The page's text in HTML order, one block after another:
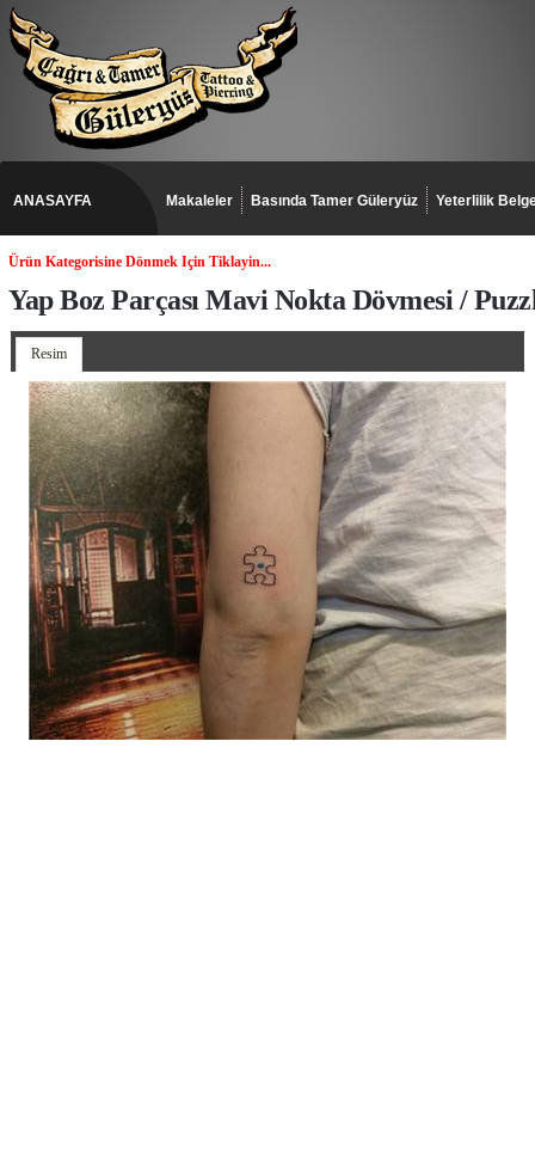
ANASAYFA Makaleler Basında Tamer Güleryüz Yeterlilik
Ürün Kategorisine Dönmek Için Tiklayin...
Yap Boz Parçası Mavi Nokta Dövmesi /
Resim